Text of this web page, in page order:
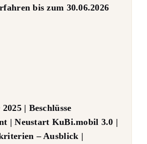
bis zum 30.06.2026
| Beschlüsse
| Neustart KuBi.mobil 3.0 |
– Ausblick |